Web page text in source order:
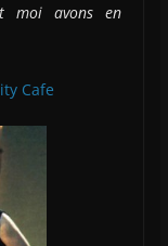
moi avons en
Cafe